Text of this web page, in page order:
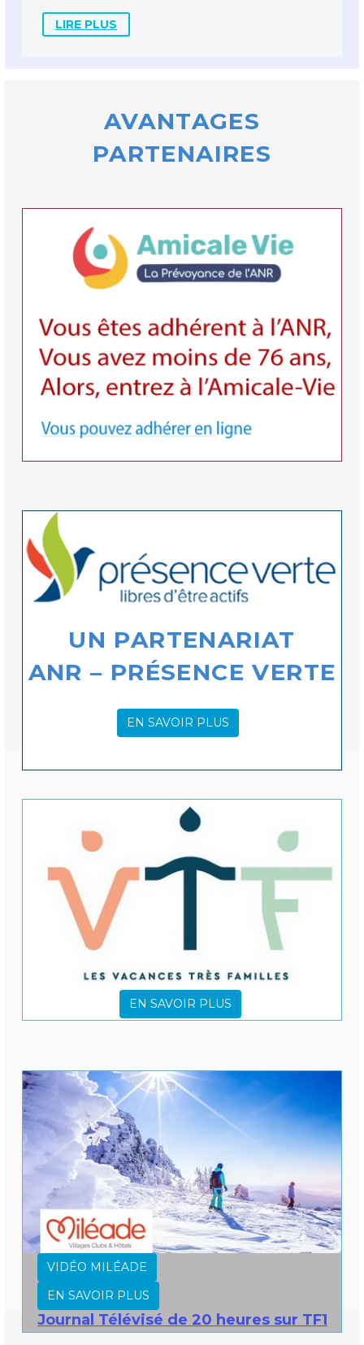
LIRE PLUS
AVANTAGES
PARTENAIRES
UN PARTENARIAT
ANR – PRÉSENCE VERTE
EN SAVOIR PLUS
EN SAVOIR PLUS
VIDÉO MILÉADE
EN SAVOIR PLUS
Journal Télévisé de 20 heures sur TF1